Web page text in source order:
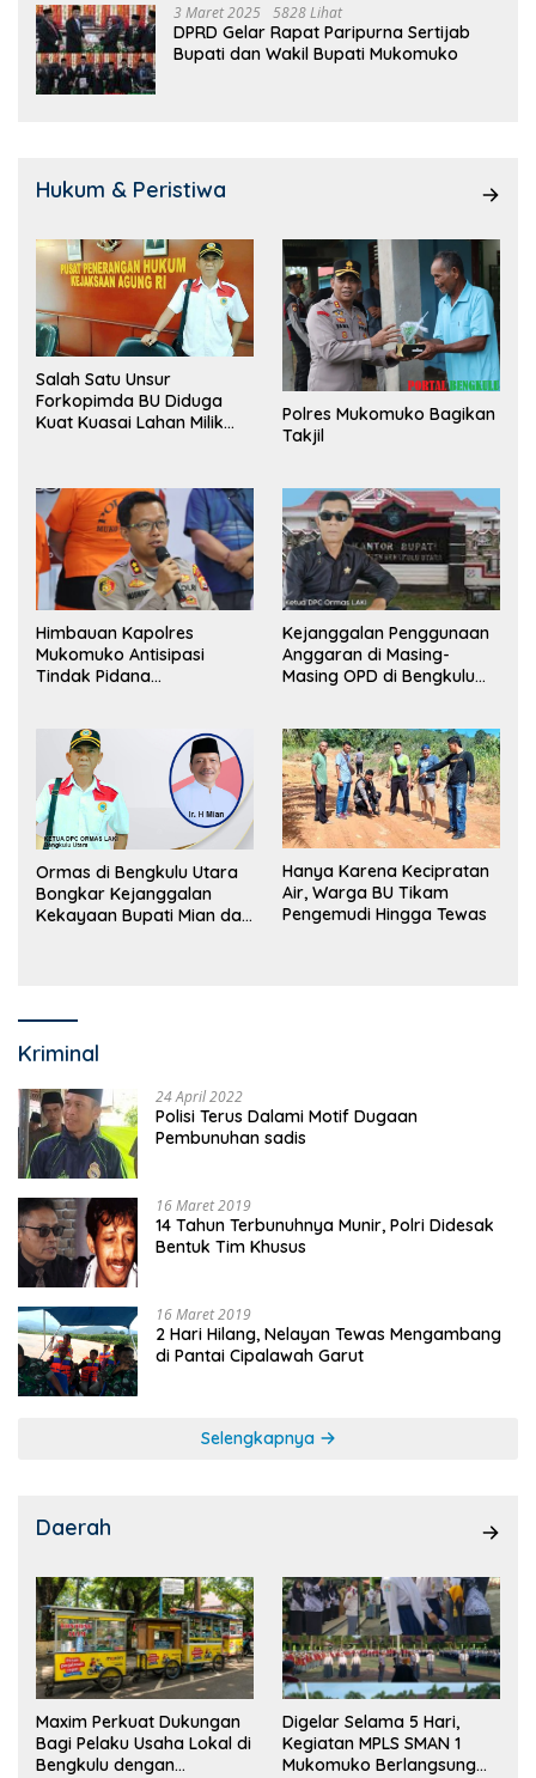
3 Maret 2025 5828 Lihat
DPRD Gelar Rapat Paripurna Sertijab
Bupati dan Wakil Bupati Mukomuko
Hukum & Peristiwa
Salah Satu Unsur
Forkopimda BU Diduga
Kuat Kuasai Lahan Milik
Polres Mukomuko Bagikan
Takjil
Himbauan Kapolres
Mukomuko Antisipasi
Tindak Pidana
Kejanggalan Penggunaan
Anggaran di Masing-
Masing OPD di Bengkulu
Ormas di Bengkulu Utara
Bongkar Kejanggalan
Kekayaan Bupati Mian dan
Hanya Karena Kecipratan
Air, Warga BU Tikam
Pengemudi Hingga Tewas
Kriminal
24 April 2022
Polisi Terus Dalami Motif Dugaan
Pembunuhan sadis
16 Maret 2019
14 Tahun Terbunuhnya Munir, Polri Didesak
Bentuk Tim Khusus
16 Maret 2019
2 Hari Hilang, Nelayan Tewas Mengambang
di Pantai Cipalawah Garut
Selengkapnya
Daerah
Maxim Perkuat Dukungan
Bagi Pelaku Usaha Lokal di
Bengkulu dengan
Digelar Selama 5 Hari,
Kegiatan MPLS SMAN 1
Mukomuko Berlangsung